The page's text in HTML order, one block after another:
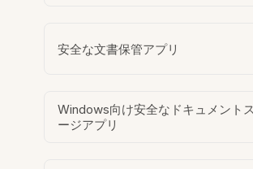
安全な文書保管アプリ
Windows向け安全なドキュメント
ージアプリ